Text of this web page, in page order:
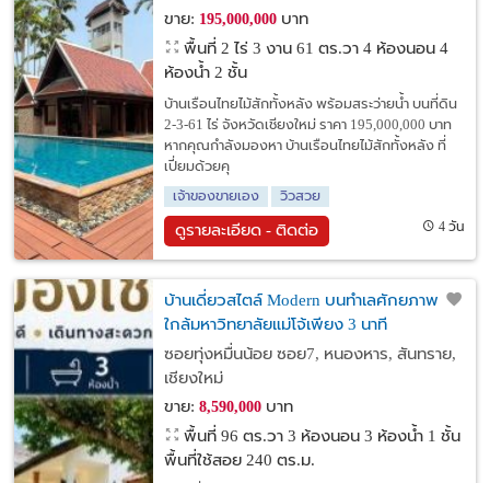
ขาย: 195,000,000บาท
พื้นที่ 2 ไร่ 3 งาน 61 ตร.วา 4 ห้องนอน 4
ห้องน้ำ 2 ชั้น
บ้านเรือนไทยไม้สักทั้งหลัง พร้อมสระว่ายน้ำ บนที่ดิน
2-3-61 ไร่ จังหวัดเชียงใหม่ ราคา 195,000,000 บาท
หากคุณกำลังมองหา บ้านเรือนไทยไม้สักทั้งหลัง ที่
เปี่ยมด้วยคุ
เจ้าของขายเอง
วิวสวย
ดูรายละเอียด - ติดต่อ 4 วัน
บ้านเดี่ยวสไตล์ Modern บนทำเลศักยภาพ
ใกล้มหาวิทยาลัยแม่โจ้เพียง 3 นาที
ซอยทุ่งหมื่นน้อย ซอย7, หนองหาร, สันทราย,
เชียงใหม่
ขาย: 8,590,000บาท
พื้นที่ 96 ตร.วา 3 ห้องนอน 3 ห้องน้ำ 1 ชั้น
พื้นที่ใช้สอย 240 ตร.ม.